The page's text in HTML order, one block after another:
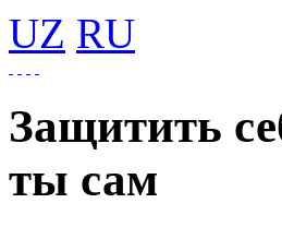
UZ RU
Защитить
ты сам